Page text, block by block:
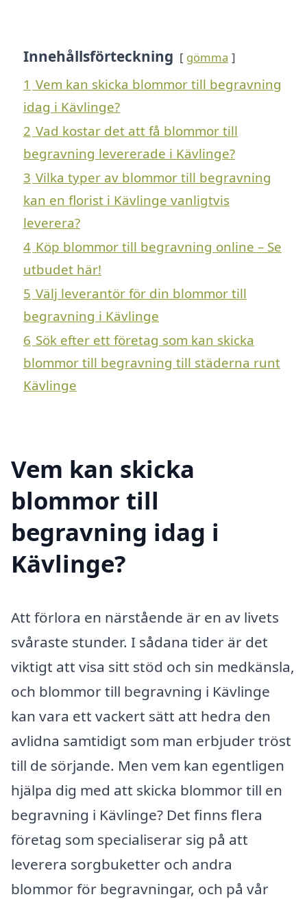
Innehållsförteckning gömma
1 Vem kan skicka blommor till begravning
idag i Kävlinge?
2 Vad kostar det att få blommor till
begravning levererade i Kävlinge?
3 Vilka typer av blommor till begravning
kan en florist i Kävlinge vanligtvis
leverera?
4 Köp blommor till begravning online – Se
utbudet här!
5 Välj leverantör för din blommor till
begravning i Kävlinge
6 Sök efter ett företag som kan skicka
blommor till begravning till städerna runt
Kävlinge
Vem kan skicka
blommor till
begravning idag i
Kävlinge?
Att förlora en närstående är en av livets
svåraste stunder. I sådana tider är det
viktigt att visa sitt stöd och sin medkänsla,
och blommor till begravning i Kävlinge
kan vara ett vackert sätt att hedra den
avlidna samtidigt som man erbjuder tröst
till de sörjande. Men vem kan egentligen
hjälpa dig med att skicka blommor till en
begravning i Kävlinge? Det finns flera
företag som specialiserar sig på att
leverera sorgbuketter och andra
blommor för begravningar, och på vår